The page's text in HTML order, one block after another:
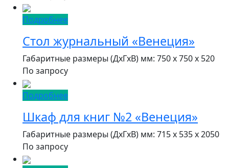
Подробнее
Стол журнальный «Венеция»
Габаритные размеры (ДxГxВ) мм: 750 x 750 x 520
По запросу
Подробнее
Шкаф для книг №2 «Венеция»
Габаритные размеры (ДxГxВ) мм: 715 x 535 x 2050
По запросу